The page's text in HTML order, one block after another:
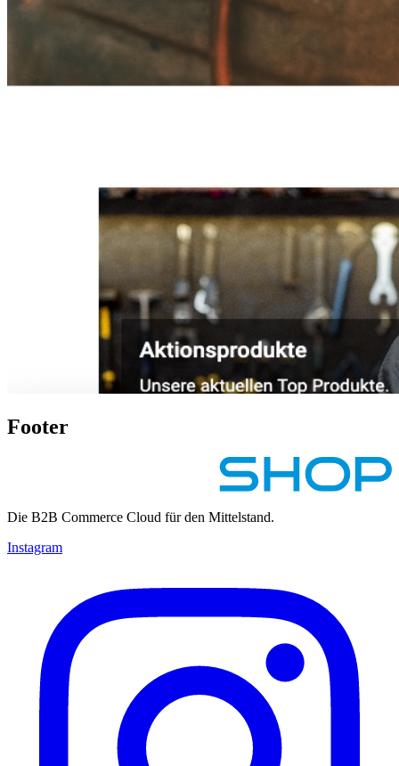
Footer
Die B2B Commerce Cloud für den Mittelstand.
Instagram